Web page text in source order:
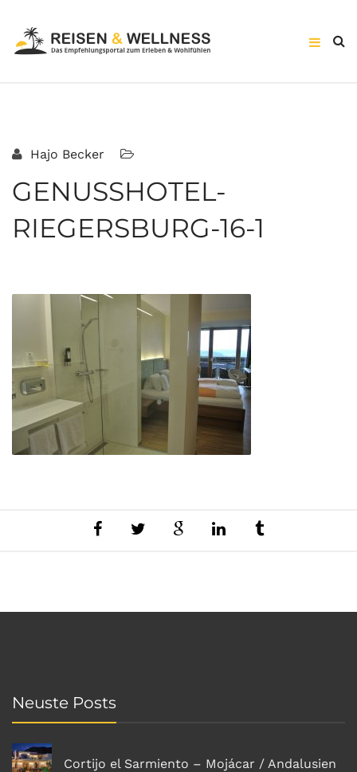
Hajo Becker
GENUSSHOTEL-
RIEGERSBURG-16-1
Neuste Posts
Cortijo el Sarmiento – Mojácar / Andalusien